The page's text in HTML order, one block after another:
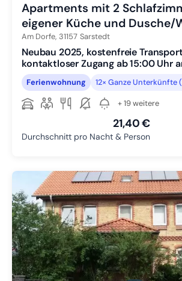
Apartments mit 2
eigener Küche und Dusche/
Am Dorfe, 31157 Sarstedt
Neubau 2025, kostenfreie
kontaktloser Zugang ab 15:00 Uhr
Ferienwohnung 12× Ganze Unterkünfte
+ 19 weitere
21,40 €
Durchschnitt pro Nacht & Person